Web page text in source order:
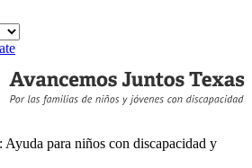
Ayuda para niños con discapacidad y